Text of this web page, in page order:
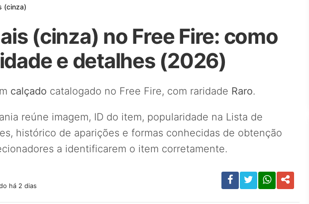
(cinza)
(cinza) no Free Fire: como
e detalhes (2026)
calçado catalogado no Free Fire, com raridade Raro.
reúne imagem, ID do item, popularidade na Lista de
histórico de aparições e formas conhecidas de obtenção
a identificarem o item corretamente.
há 2 dias